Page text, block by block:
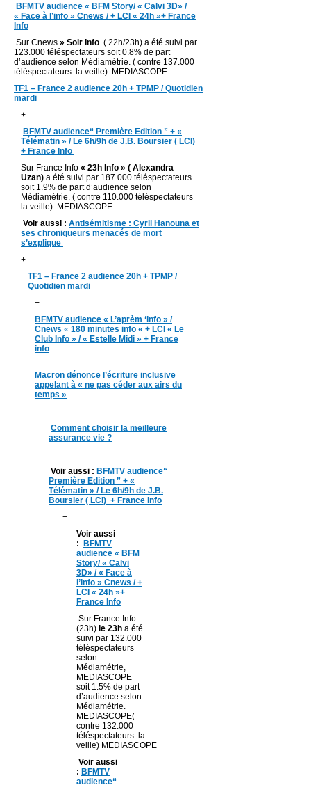
BFMTV audience « BFM Story/ « Calvi 3D» /
« Face à l’info » Cnews / + LCI « 24h »+ France
Info
Sur Cnews » Soir Info ( 22h/23h) a été suivi par
123.000 téléspectateurs soit 0.8% de part
d’audience selon Médiamétrie. ( contre 137.000
téléspectateurs la veille) MEDIASCOPE
TF1 – France 2 audience 20h + TPMP / Quotidien
mardi
+
BFMTV audience“ Première Edition ” + «
Télématin » / Le 6h/9h de J.B. Boursier ( LCI)
+ France Info
Sur France Info « 23h Info » ( Alexandra
Uzan) a été suivi par 187.000 téléspectateurs
soit 1.9% de part d’audience selon
Médiamétrie. ( contre 110.000 téléspectateurs
la veille) MEDIASCOPE
Voir aussi : Antisémitisme : Cyril Hanouna et
ses chroniqueurs menacés de mort
s’explique
+
TF1 – France 2 audience 20h + TPMP /
Quotidien mardi
+
BFMTV audience « L’aprèm ‘info » /
Cnews « 180 minutes info « + LCI « Le
Club Info » / « Estelle Midi » + France
info
+
Macron dénonce l’écriture inclusive
appelant à « ne pas céder aux airs du
temps »
+
Comment choisir la meilleure
assurance vie ?
+
Voir aussi : BFMTV audience“
Première Edition ” + «
Télématin » / Le 6h/9h de J.B.
Boursier ( LCI) + France Info
+
Voir aussi
: BFMTV
audience « BFM
Story/ « Calvi
3D» / « Face à
l’info » Cnews / +
LCI « 24h »+
France Info
Sur France Info
(23h) le 23h a été
suivi par 132.000
téléspectateurs
selon
Médiamétrie,
MEDIASCOPE
soit 1.5% de part
d’audience selon
Médiamétrie.
MEDIASCOPE(
contre 132.000
téléspectateurs la
veille) MEDIASCOPE
Voir aussi
: BFMTV
audience“